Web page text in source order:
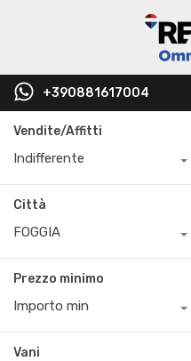
+390881617004
Vendite/Affitti
Indifferente
Città
FOGGIA
Prezzo minimo
Importo min
Vani